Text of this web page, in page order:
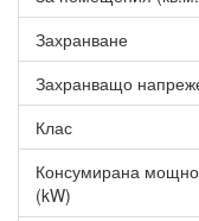
температурна
устройството работи
на кондензираната
бактерии. След това
активира само
уреда. Този процес
бактерии и плесени,
Други
ASW-H09B6C4/
Захранване
Захранващо
Клас
Консумирана
(kW)